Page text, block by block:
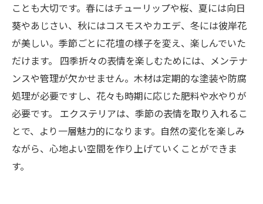
ことも大切です。春にはチューリップや桜、夏には向日
葵やあじさい、秋にはコスモスやカエデ、冬には彼岸花
が美しい。季節ごとに花壇の様子を変え、楽しんでいた
だけます。 四季折々の表情を楽しむためには、メンテナ
ンスや管理が欠かせません。木材は定期的な塗装や防腐
処理が必要ですし、花々も時期に応じた肥料や水やりが
必要です。 エクステリアは、季節の表情を取り入れるこ
とで、より一層魅力的になります。自然の変化を楽しみ
ながら、心地よい空間を作り上げていくことができま
す。